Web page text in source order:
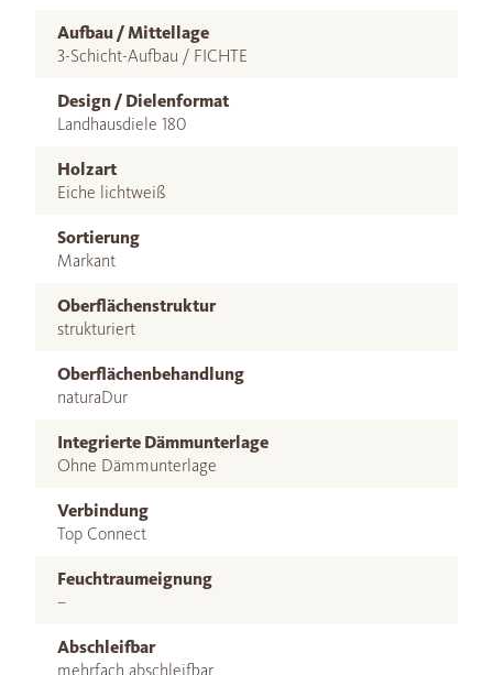
Aufbau / Mittellage
3-Schicht-Aufbau / FICHTE
Design / Dielenformat
Landhausdiele 180
Holzart
Eiche lichtweiß
Sortierung
Markant
Oberflächenstruktur
strukturiert
Oberflächenbehandlung
naturaDur
Integrierte Dämmunterlage
Ohne Dämmunterlage
Verbindung
Top Connect
Feuchtraumeignung
–
Abschleifbar
mehrfach abschleifbar